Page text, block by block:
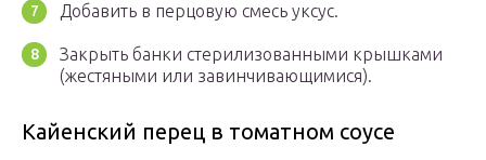
Добавить в перцовую смесь уксус.
Закрыть банки стерилизованными крышками
(жестяными или завинчивающимися).
Кайенский перец в томатном соусе